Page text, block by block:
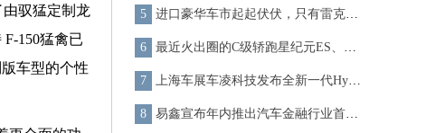
驭猛定制龙
150猛禽已
车型的个性
进口豪华车市起起伏伏，只有雷克萨斯扛住波动？
最近火出圈的C级轿跑星纪元ES、智己L6，年轻人想优雅出行，认准它们！
上海车展车凌科技发布全新一代Hyper系列解决方案
易鑫宣布年内推出汽车金融行业首个Agentic大模型